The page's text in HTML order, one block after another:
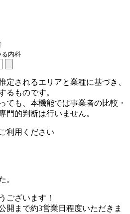
る内科
されるエリアと業種に基づき、
るものです。
ても、本機能では事業者の比較・
門的判断は行いません。
利用ください
。
ございます！
開まで約3営業日程度いただきま